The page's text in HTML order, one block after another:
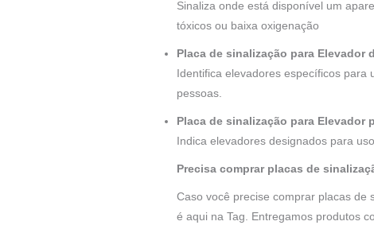
Sinaliza onde está disponível um
tóxicos ou baixa oxigenação
Placa de sinalização para Elevador
Identifica elevadores específicos para
pessoas.
Placa de sinalização para Elevador
Indica elevadores designados para
Precisa comprar placas de
Caso você precise comprar placas de
é aqui na Tag. Entregamos produtos